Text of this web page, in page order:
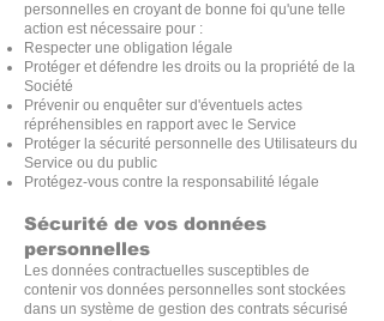
personnelles en croyant de bonne foi qu'une telle
action est nécessaire pour :
Respecter une obligation légale
Protéger et défendre les droits ou la propriété de la
Société
Prévenir ou enquêter sur d'éventuels actes
répréhensibles en rapport avec le Service
Protéger la sécurité personnelle des Utilisateurs du
Service ou du public
Protégez-vous contre la responsabilité légale
Sécurité de vos données
personnelles
Les données contractuelles susceptibles de
contenir vos données personnelles sont stockées
dans un système de gestion des contrats sécurisé